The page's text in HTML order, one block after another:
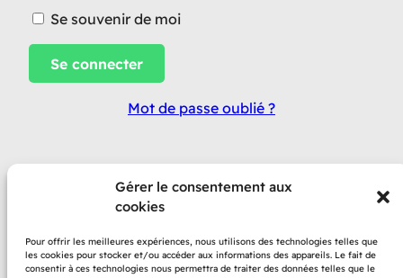
Gérer le consentement aux
cookies
Pour offrir les meilleures expériences, nous utilisons des technologies telles que
les cookies pour stocker et/ou accéder aux informations des appareils. Le fait de
consentir à ces technologies nous permettra de traiter des données telles que le
Se souvenir de moi
Mot de passe oublié ?
Propulsé par